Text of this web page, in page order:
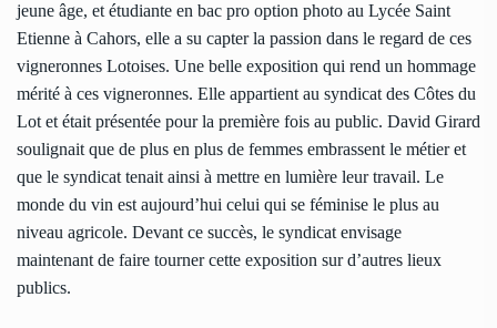
jeune âge, et étudiante en bac pro option photo au Lycée Saint
Etienne à Cahors, elle a su capter la passion dans le regard de ces
vigneronnes Lotoises. Une belle exposition qui rend un hommage
mérité à ces vigneronnes. Elle appartient au syndicat des Côtes du
Lot et était présentée pour la première fois au public. David Girard
soulignait que de plus en plus de femmes embrassent le métier et
que le syndicat tenait ainsi à mettre en lumière leur travail. Le
monde du vin est aujourd’hui celui qui se féminise le plus au
niveau agricole. Devant ce succès, le syndicat envisage
maintenant de faire tourner cette exposition sur d’autres lieux
publics.